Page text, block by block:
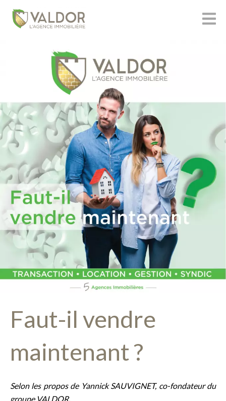
Faut-il vendre
maintenant ?
Selon les propos de Yannick SAUVIGNET, co-fondateur du
groupe VALDOR.